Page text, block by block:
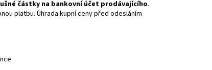
částky na bankovní účet prodávajícího.
platbu. Úhrada kupní ceny před odesláním